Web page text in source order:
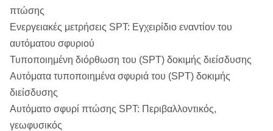
πτώσης
Ενεργειακές μετρήσεις SPT: Εγχειρίδιο εναντίον του
αυτόματου σφυριού
Τυποποιημένη διόρθωση του (SPT) δοκιμής διείσδυσης
Αυτόματα τυποποιημένα σφυριά του (SPT) δοκιμής
διείσδυσης
Αυτόματο σφυρί πτώσης SPT: Περιβαλλοντικός,
γεωφυσικός